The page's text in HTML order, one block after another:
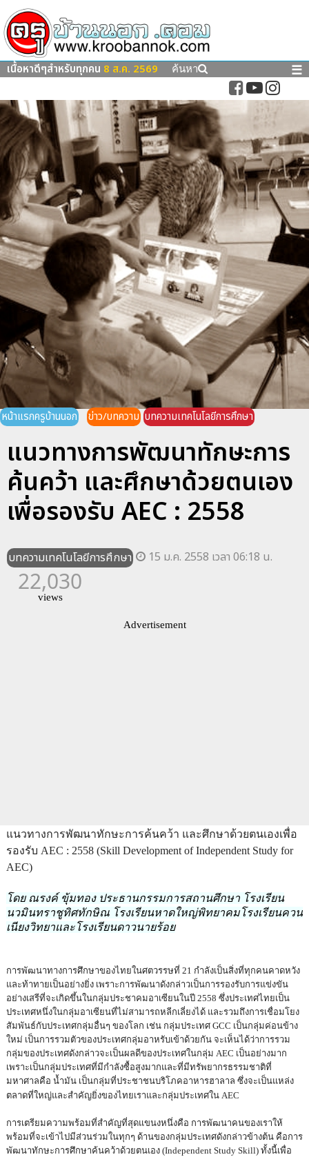
เนื้อหาดีๆสำหรับทุกคน 8 ส.ค. 2569 ค้นหา ☰
หน้าแรกครูบ้านนอก ข่าว/บทความ บทความเทคโนโลยีการศึกษา
แนวทางการพัฒนาทักษะการ
ค้นคว้า และศึกษาด้วยตนเอง
เพื่อรองรับ AEC : 2558
บทความเทคโนโลยีการศึกษา 15 ม.ค. 2558 เวลา 06:18 น.
22,030
views
Advertisement
แนวทางการพัฒนาทักษะการค้นคว้า และศึกษาด้วยตนเองเพื่อ
รองรับ AEC : 2558 (Skill Development of Independent Study for
AEC)
โดย ณรงค์ ขุ้มทอง ประธานกรรมการสถานศึกษา โรงเรียน
นวมินทราชูทิศทักษิณ โรงเรียนหาดใหญ่พิทยาคมโรงเรียนควน
เนียงวิทยาและโรงเรียนดาวนายร้อย
การพัฒนาทางการศึกษาของไทยในศตวรรษที่ 21 กำลังเป็นสิ่งที่ทุกคนคาดหวัง
และท้าทายเป็นอย่างยิ่ง เพราะการพัฒนาดังกล่าวเป็นการรองรับการแข่งขัน
อย่างเสรีที่จะเกิดขึ้นในกลุ่มประชาคมอาเซียนในปี 2558 ซึ่งประเทศไทยเป็น
ประเทศหนึ่งในกลุ่มอาเซียนที่ไม่สามารถหลีกเลี่ยงได้ และรวมถึงการเชื่อมโยง
สัมพันธ์กับประเทศกลุ่มอื่นๆ ของโลก เช่น กลุ่มประเทศ GCC เป็นกลุ่มค่อนข้าง
ใหม่ เป็นการรวมตัวของประเทศกลุ่มอาหรับเข้าด้วยกัน จะเห็นได้ว่าการรวม
กลุ่มของประเทศดังกล่าวจะเป็นผลดีของประเทศในกลุ่ม AEC เป็นอย่างมาก
เพราะเป็นกลุ่มประเทศที่มีกำลังซื้อสูงมากและที่มีทรัพยากรธรรมชาติที่
มหาศาลคือ น้ำมัน เป็นกลุ่มที่ประชาชนบริโภคอาหารฮาลาล ซึ่งจะเป็นแหล่ง
ตลาดที่ใหญ่และสำคัญยิ่งของไทยเราและกลุ่มประเทศใน AEC
การเตรียมความพร้อมที่สำคัญที่สุดแขนงหนึ่งคือ การพัฒนาคนของเราให้
พร้อมที่จะเข้าไปมีส่วนร่วมในทุกๆ ด้านของกลุ่มประเทศดังกล่าวข้างต้น คือการ
พัฒนาทักษะการศึกษาค้นคว้าด้วยตนเอง (Independent Study Skill) ทั้งนี้เพื่อ